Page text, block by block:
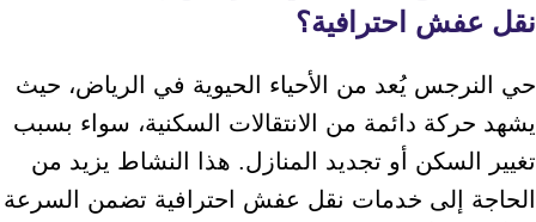
نقل عفش احترافية؟
حي النرجس يُعد من الأحياء الحيوية في الرياض، حيث
يشهد حركة دائمة من الانتقالات السكنية، سواء بسبب
تغيير السكن أو تجديد المنازل. هذا النشاط يزيد من
الحاجة إلى خدمات نقل عفش احترافية تضمن السرعة